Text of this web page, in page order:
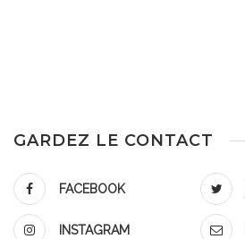
GARDEZ LE CONTACT
FACEBOOK
INSTAGRAM